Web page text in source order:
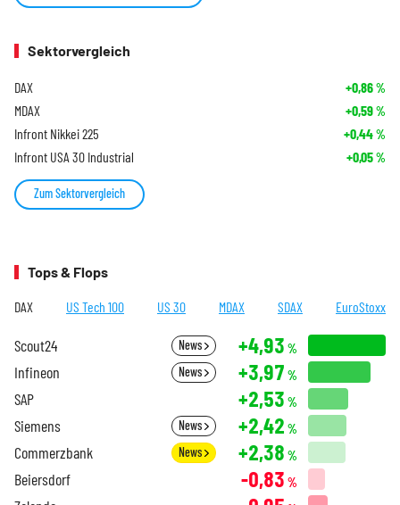
Sektorvergleich
DAX +0,86%
MDAX +0,59%
Infront Nikkei 225 +0,44%
Infront USA 30 Industrial +0,05%
Zum Sektorvergleich
Tops & Flops
DAX US Tech 100 US 30 MDAX SDAX EuroStoxx
Scout24 News +4,93 %
Infineon News +3,97 %
SAP +2,53 %
Siemens News +2,42 %
Commerzbank News +2,38 %
Beiersdorf -0,83 %